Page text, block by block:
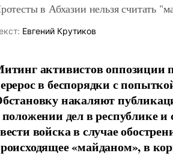
в Абхазии нельзя считать
Евгений Крутиков
активистов оппозиции
в беспорядки с
накаляют
дел в республике
войска в случае
«майданом», в